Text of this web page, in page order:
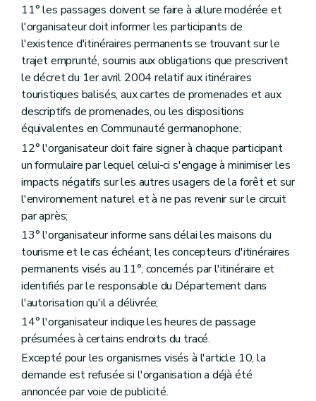
11° les passages doivent se faire à allure modérée et
l'organisateur doit informer les participants de
l'existence d'itinéraires permanents se trouvant sur le
trajet emprunté, soumis aux obligations que prescrivent
le décret du 1er avril 2004 relatif aux itinéraires
touristiques balisés, aux cartes de promenades et aux
descriptifs de promenades, ou les dispositions
équivalentes en Communauté germanophone;
12° l'organisateur doit faire signer à chaque participant
un formulaire par lequel celui-ci s'engage à minimiser les
impacts négatifs sur les autres usagers de la forêt et sur
l'environnement naturel et à ne pas revenir sur le circuit
par après;
13° l'organisateur informe sans délai les maisons du
tourisme et le cas échéant, les concepteurs d'itinéraires
permanents visés au 11°, concernés par l'itinéraire et
identifiés par le responsable du Département dans
l'autorisation qu'il a délivrée;
14° l'organisateur indique les heures de passage
présumées à certains endroits du tracé.
Excepté pour les organismes visés à l'article 10, la
demande est refusée si l'organisation a déjà été
annoncée par voie de publicité.